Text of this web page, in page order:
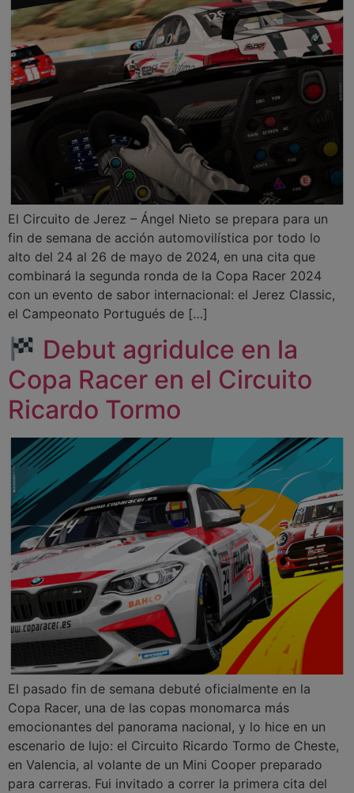
El Circuito de Jerez – Ángel Nieto se prepara para un
fin de semana de acción automovilística por todo lo
alto del 24 al 26 de mayo de 2024, en una cita que
combinará la segunda ronda de la Copa Racer 2024
con un evento de sabor internacional: el Jerez Classic,
el Campeonato Portugués de […]
Debut agridulce en la
Copa Racer en el Circuito
Ricardo Tormo
El pasado fin de semana debuté oficialmente en la
Copa Racer, una de las copas monomarca más
emocionantes del panorama nacional, y lo hice en un
escenario de lujo: el Circuito Ricardo Tormo de Cheste,
en Valencia, al volante de un Mini Cooper preparado
para carreras. Fui invitado a correr la primera cita del